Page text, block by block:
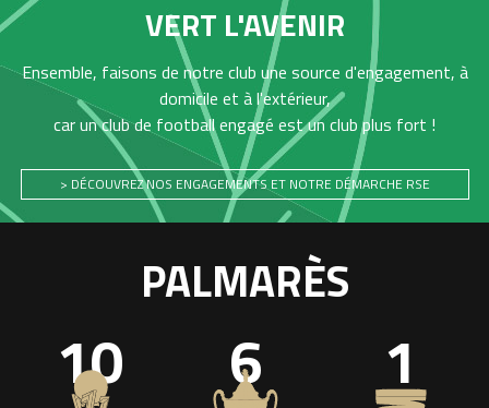
VERT L'AVENIR
Ensemble, faisons de notre club une source d'engagement, à
domicile et à l'extérieur,
car un club de football engagé est un club plus fort !
> DÉCOUVREZ NOS ENGAGEMENTS ET NOTRE DÉMARCHE RSE
PALMARÈS
10 6 1